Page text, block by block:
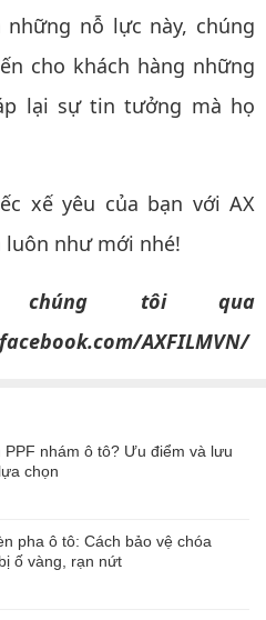
nỗ lực này, chúng
cho khách hàng những
lại sự tin tưởng mà họ
xế yêu của bạn với AX
luôn như mới nhé!
tôi qua
AXFILMVN/
PPF nhám ô tô? Ưu điểm và lưu
chọn
pha ô tô: Cách bảo vệ chóa
ố vàng, rạn nứt